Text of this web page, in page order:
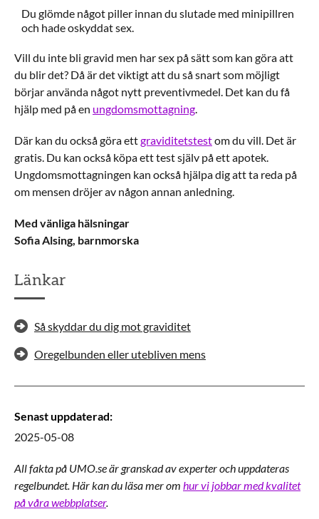
Du glömde något piller innan du slutade med minipillren
och hade oskyddat sex.
Vill du inte bli gravid men har sex på sätt som kan göra att
du blir det? Då är det viktigt att du så snart som möjligt
börjar använda något nytt preventivmedel. Det kan du få
hjälp med på en ungdomsmottagning.
Där kan du också göra ettgraviditetstestom du vill. Det är
gratis. Du kan också köpa ett test själv på ett apotek.
Ungdomsmottagningen kan också hjälpa dig att ta reda på
om mensen dröjer av någon annan anledning.
Med vänliga hälsningar
Sofia Alsing, barnmorska
Länkar
Så skyddar du dig mot graviditet
Oregelbunden eller utebliven mens
Senast uppdaterad:
2025-05-08
All fakta på UMO.se är granskad av experter och uppdateras
regelbundet. Här kan du läsa mer om hur vi jobbar med kvalitet
på våra webbplatser.